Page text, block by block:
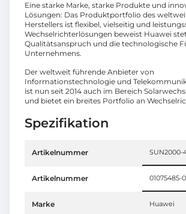
Eine starke Marke, starke Produkte und
Lösungen: Das Produktportfolio des
Herstellers ist flexibel, vielseitig und
Wechselrichterlösungen beweist Huawei
Qualitätsanspruch und die technologische
Unternehmens.
Der weltweit führende Anbieter von
Informationstechnologie und
ist nun seit 2014 auch im Bereich
und bietet ein breites Portfolio an
Spezifikation
Artikelnummer SUN2000-
Artikelnummer 01075485-
Marke Huawei